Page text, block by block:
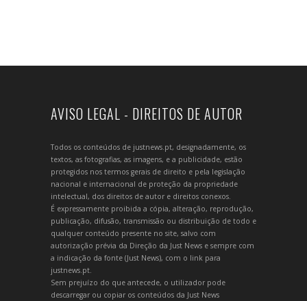
AVISO LEGAL - DIREITOS DE AUTOR
Todos os conteúdos de justnews.pt, designadamente, os
textos, as fotografias, as imagens, e a publicidade, estão
protegidos nos termos gerais de direito e pela legislação
nacional e internacional de proteção da propriedade
intelectual, dos direitos de autor e direitos conexos.
É expressamente proibida a cópia, alteração, reprodução,
publicação, difusão, transmissão ou distribuição de todo e
qualquer conteúdo presente no site, salvo com
autorização prévia da Direção da Just News e sempre com
a indicação da fonte (Just News), com o link para
justnews.pt.
Sem prejuízo do que antecede, o utilizador pode
descarregar ou copiar os conteúdos da Just News